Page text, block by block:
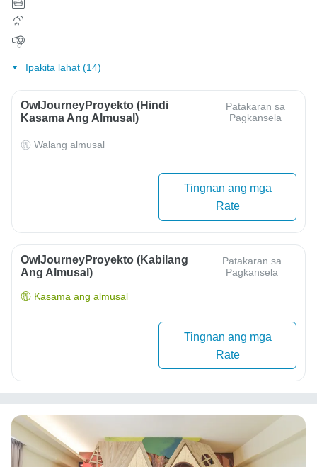
Ipakita lahat (14)
OwlJourneyProyekto (Hindi
Kasama Ang Almusal)
Patakaran sa
Pagkansela
Walang almusal
Tingnan ang mga
Rate
OwlJourneyProyekto (Kabilang
Ang Almusal)
Patakaran sa
Pagkansela
Kasama ang almusal
Tingnan ang mga
Rate